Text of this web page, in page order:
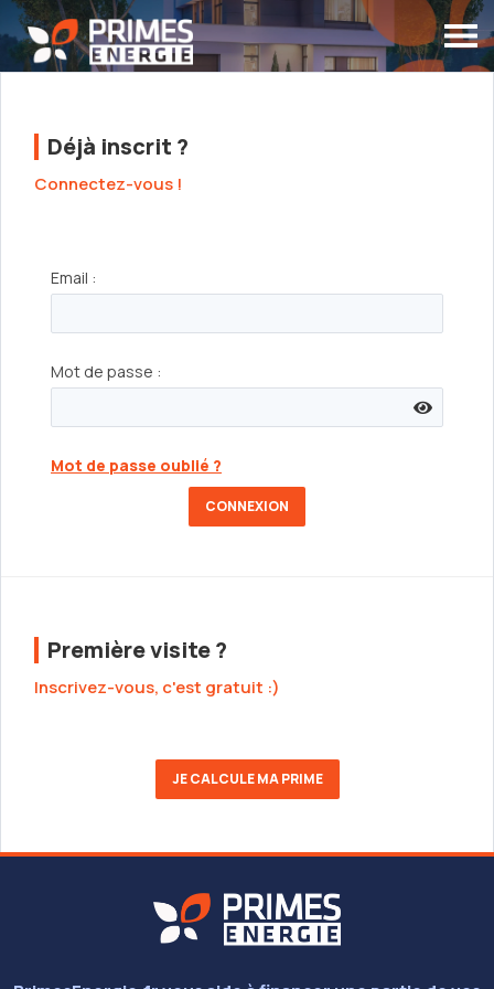
Déjà inscrit ?
Connectez-vous !
Email :
Mot de passe :
Mot de passe oublié ?
Première visite ?
Inscrivez-vous, c'est gratuit :)
JE CALCULE MA PRIME